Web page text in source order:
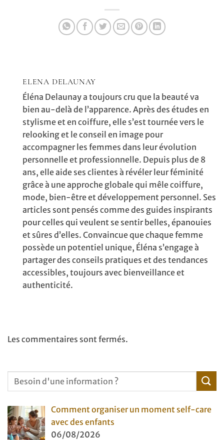
ELENA DELAUNAY
Éléna Delaunay a toujours cru que la beauté va
bien au-delà de l’apparence. Après des études en
stylisme et en coiffure, elle s’est tournée vers le
relooking et le conseil en image pour
accompagner les femmes dans leur évolution
personnelle et professionnelle. Depuis plus de 8
ans, elle aide ses clientes à révéler leur féminité
grâce à une approche globale qui mêle coiffure,
mode, bien-être et développement personnel. Ses
articles sont pensés comme des guides inspirants
pour celles qui veulent se sentir belles, épanouies
et sûres d’elles. Convaincue que chaque femme
possède un potentiel unique, Éléna s’engage à
partager des conseils pratiques et des tendances
accessibles, toujours avec bienveillance et
authenticité.
Les commentaires sont fermés.
Comment organiser un moment self-care
avec des enfants
06/08/2026